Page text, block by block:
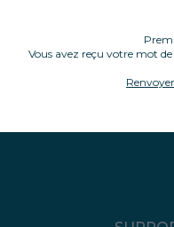
Vous avez reçu votre mot